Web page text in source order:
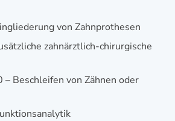
von Zahnprothesen
zahnärztlich-chirurgische
– Beschleifen von Zähnen oder